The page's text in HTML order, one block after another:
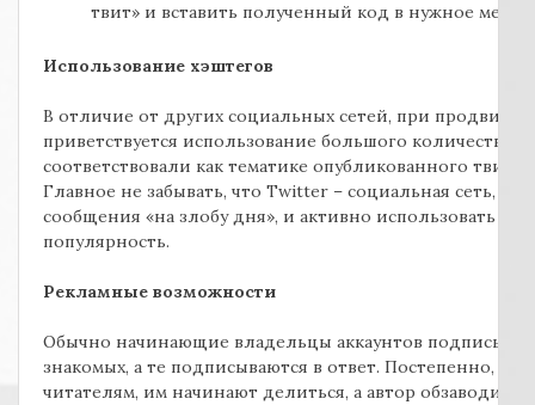
твит» и вставить полученный код в нужное место
Использование хэштегов
В отличие от других социальных сетей, при
приветствуется использование большого количества
соответствовали как тематике опубликованного твита,
Главное не забывать, что Twitter – социальная сеть, в
сообщения «на злобу дня», и активно использовать
популярность.
Рекламные возможности
Обычно начинающие владельцы аккаунтов
знакомых, а те подписываются в ответ. Постепенно,
читателям, им начинают делиться, а автор